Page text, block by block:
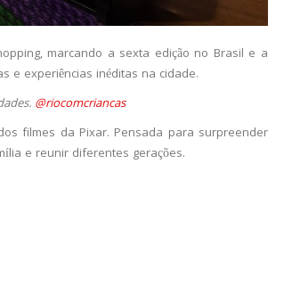
marcando a sexta edição no Brasil e a
e experiências inéditas na cidade.
@riocomcriancas
filmes da Pixar. Pensada para surpreender
e reunir diferentes gerações.